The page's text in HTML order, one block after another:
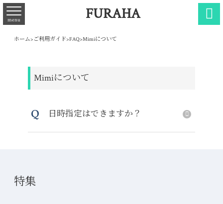
FURAHA
menu 
ホーム> ご利用ガイド>FAQ>Mimiについて
Mimiについて
Q 日時指定はできますか？
特集